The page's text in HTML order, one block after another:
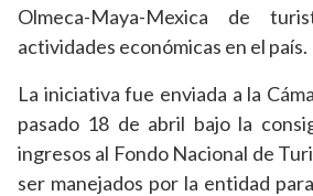
Olmeca-Maya-Mexica de
actividades económicas en el país.
La iniciativa fue enviada a la
pasado 18 de abril bajo la
ingresos al Fondo Nacional de
ser manejados por la entidad